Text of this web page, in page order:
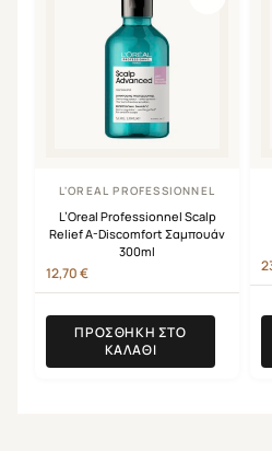
L'OREAL PROFESSIONNEL
L’Oreal Professionnel Scalp
Relief A-Discomfort Σαμπουάν
300ml
12,70€
ΠΡΟΣΘΉΚΗ ΣΤΟ
ΚΑΛΆΘΙ